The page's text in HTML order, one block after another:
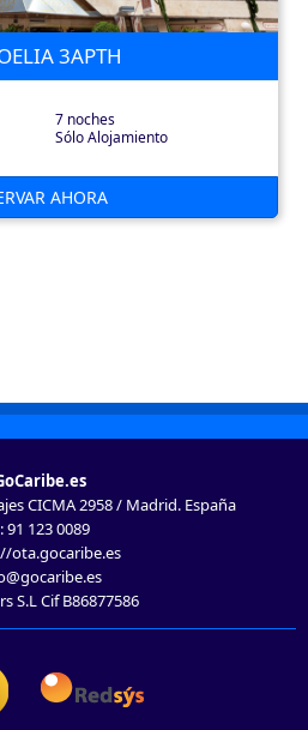
3APTH
7 noches
Sólo Alojamiento
AHORA
CICMA 2958 / Madrid. España
91 123 0089
ota.gocaribe.es
S.L Cif B86877586